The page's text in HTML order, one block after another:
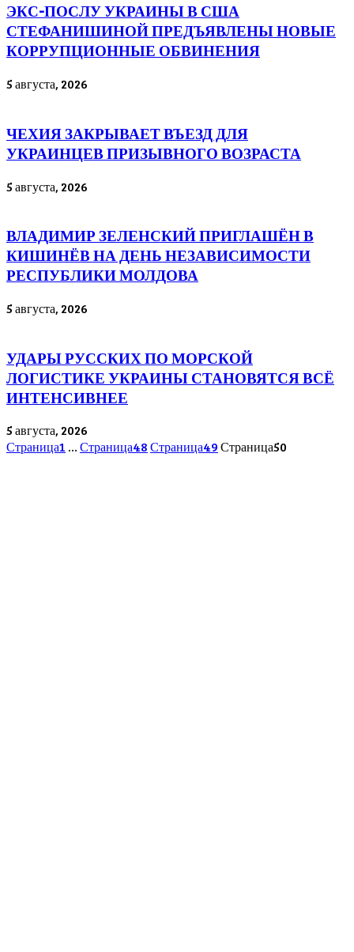
ЭКС-ПОСЛУ УКРАИНЫ В США
СТЕФАНИШИНОЙ ПРЕДЪЯВЛЕНЫ НОВЫЕ
КОРРУПЦИОННЫЕ ОБВИНЕНИЯ
5 августа, 2026
ЧЕХИЯ ЗАКРЫВАЕТ ВЪЕЗД ДЛЯ
УКРАИНЦЕВ ПРИЗЫВНОГО ВОЗРАСТА
5 августа, 2026
ВЛАДИМИР ЗЕЛЕНСКИЙ ПРИГЛАШЁН В
КИШИНЁВ НА ДЕНЬ НЕЗАВИСИМОСТИ
РЕСПУБЛИКИ МОЛДОВА
5 августа, 2026
УДАРЫ РУССКИХ ПО МОРСКОЙ
ЛОГИСТИКЕ УКРАИНЫ СТАНОВЯТСЯ ВСЁ
ИНТЕНСИВНЕЕ
5 августа, 2026
Страница1 …Страница48Страница49Страница50